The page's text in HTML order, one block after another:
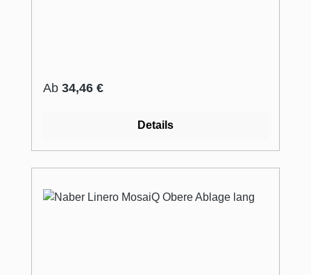
Regulärer Preis:
Ab 34,46 €
Details